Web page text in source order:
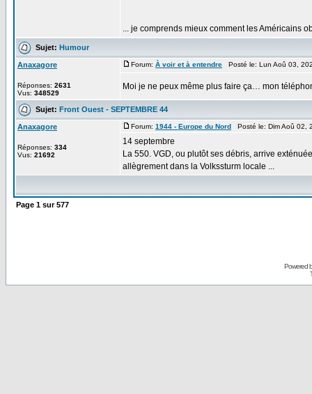
... je comprends mieux comment les Américains
Sujet: Humour
Anaxagore
Réponses: 2631
Vus: 348529
Forum: À voir et à entendre Posté le: Lun Aoû 03,
Moi je ne peux même plus faire ça… mon
Sujet: Front Ouest - SEPTEMBRE 44
Anaxagore
Réponses: 334
Vus: 21692
Forum: 1944 - Europe du Nord Posté le: Dim Aoû
14 septembre
La 550. VGD, ou plutôt ses débris, arrive
allègrement dans la Volkssturm locale ...
Page 1 sur577
Powered